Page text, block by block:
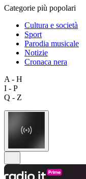
Categorie più popolari
Cultura e società
Sport
Parodia musicale
Notizie
Cronaca nera
A - H
I - P
Q - Z